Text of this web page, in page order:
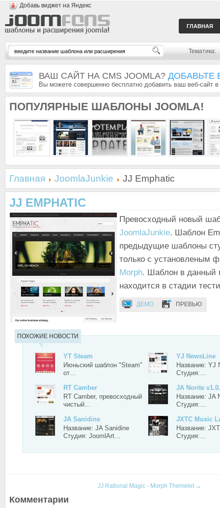
Добавь виджет на Яндекс
ГЛАВНАЯ
Тематика:
ВАШ САЙТ НА CMS JOOMLA? ДОБАВЬТЕ
Вы можете совершенно бесплатно добавить ваш веб-сайт
ПОПУЛЯРНЫЕ ШАБЛОНЫ JOOMLA!
Главная JoomlaJunkie JJ Emphatic
JJ EMPHATIC
Превосходный новый
JoomlaJunkie. Шаблон
предыдущие шаблоны
только с установленым
Morph. Шаблон в данный
находится в стадии
ДЕМО ПРЕВЬЮ
ПОХОЖИЕ НОВОСТИ
YT Steam
Июньский шаблон "Steam"
от…
YJ NewsLine
Название: YJ
Студия:…
RT Camber
RT Camber, превосходный
чистый…
JA Norite
Название: JA
Студия:…
JA Sanidine
Название: JA Sanidine
Студия: JoomlArt…
JXTC Music
Название:
Студия:…
JJ Rational Magic - Morph Themelet →
Комментарии